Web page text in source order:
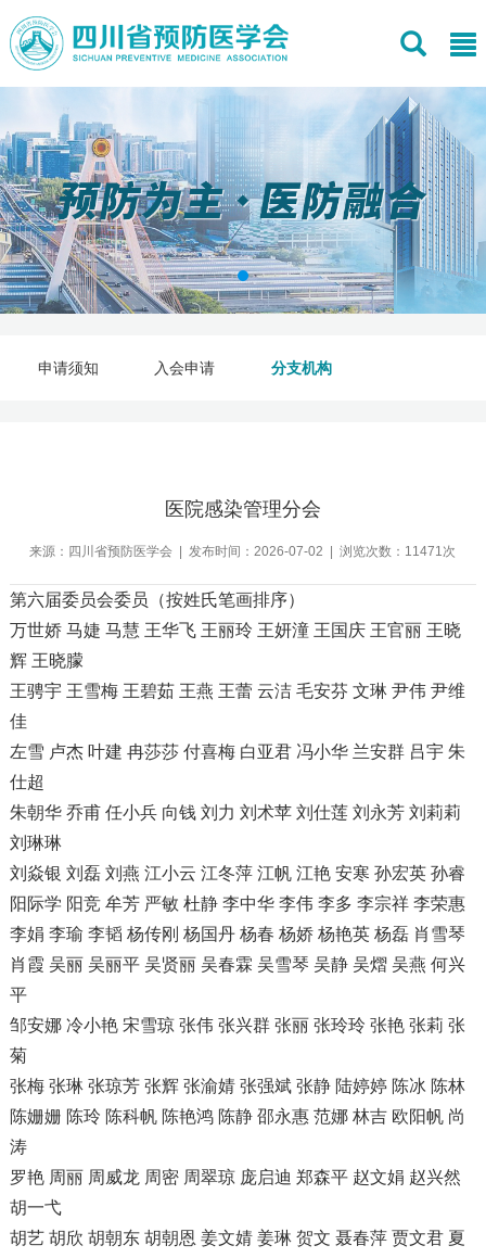
申请须知 入会申请 分支机构
医院感染管理分会
来源：四川省预防医学会 | 发布时间：2026-07-02 | 浏览次数：11471次
第六届委员会委员（按姓氏笔画排序）
万世娇 马婕 马慧 王华飞 王丽玲 王妍潼 王国庆 王官丽 王晓
辉 王晓朦
王骋宇 王雪梅 王碧茹 王燕 王蕾 云洁 毛安芬 文琳 尹伟 尹维
佳
左雪 卢杰 叶建 冉莎莎 付喜梅 白亚君 冯小华 兰安群 吕宇 朱
仕超
朱朝华 乔甫 任小兵 向钱 刘力 刘术苹 刘仕莲 刘永芳 刘莉莉
刘琳琳
刘焱银 刘磊 刘燕 江小云 江冬萍 江帆 江艳 安寒 孙宏英 孙睿
阳际学 阳竞 牟芳 严敏 杜静 李中华 李伟 李多 李宗祥 李荣惠
李娟 李瑜 李韬 杨传刚 杨国丹 杨春 杨娇 杨艳英 杨磊 肖雪琴
肖霞 吴丽 吴丽平 吴贤丽 吴春霖 吴雪琴 吴静 吴熠 吴燕 何兴
平
邹安娜 冷小艳 宋雪琼 张伟 张兴群 张丽 张玲玲 张艳 张莉 张
菊
张梅 张琳 张琼芳 张辉 张渝婧 张强斌 张静 陆婷婷 陈冰 陈林
陈姗姗 陈玲 陈科帆 陈艳鸿 陈静 邵永惠 范娜 林吉 欧阳帆 尚
涛
罗艳 周丽 周威龙 周密 周翠琼 庞启迪 郑森平 赵文娟 赵兴然
胡一弋
胡艺 胡欣 胡朝东 胡朝恩 姜文婧 姜琳 贺文 聂春萍 贾文君 夏